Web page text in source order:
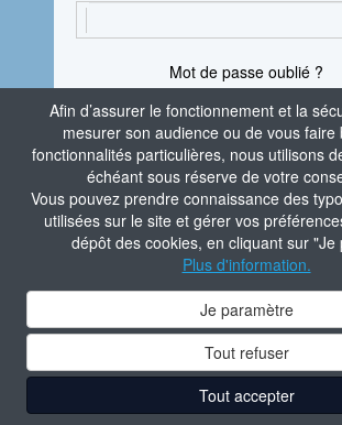
Afin d’assurer le fonctionnement et la
mesurer son audience ou de vous faire
fonctionnalités particulières, nous utilisons
échéant sous réserve de votre
Vous pouvez prendre connaissance des
utilisées sur le site et gérer vos
dépôt des cookies, en cliquant sur "Je
Plus d'information.
Je paramètre
Tout refuser
Tout accepter
Mot de passe oublié ?
En vous connectant, vous attestez
connaissance de laPolitique de
du site.
Je m'identifie
Aide à la connexion
Contacter l'administrateur du